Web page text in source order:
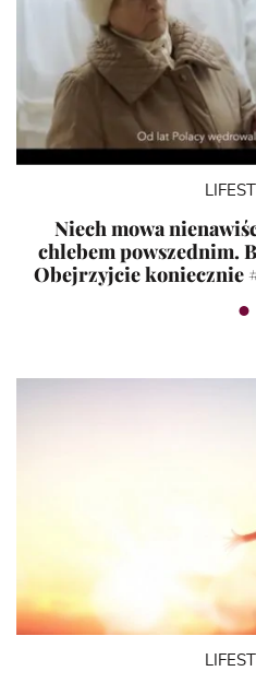
Niech mowa
chlebem powszednim.
Obejrzyjcie koniecznie